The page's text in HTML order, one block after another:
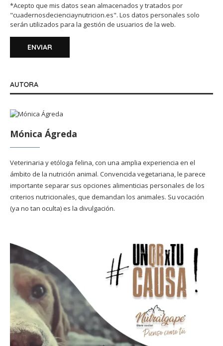
*Acepto que mis datos sean almacenados y tratados por
"cuadernosdecienciaynutricion.es". Los datos personales solo
serán utilizados para la gestión de usuarios de la web.
AUTORA
Mónica Ágreda
Veterinaria y etóloga felina, con una amplia experiencia en el
ámbito de la nutrición animal. Convencida vegetariana, le parece
importante separar sus opciones alimenticias personales de los
criterios nutricionales, que demandan los animales. Su vocación
(ya no tan oculta) es la divulgación.